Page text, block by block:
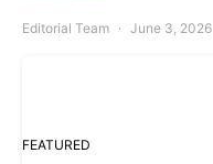
Editorial Team June 3, 2026
FEATURED